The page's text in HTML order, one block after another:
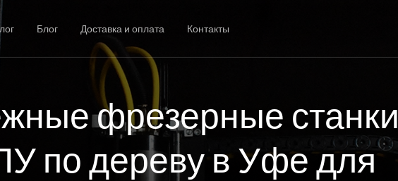
Блог Доставка и оплата Контакты
фрезерные станки
по дереву в Уфе для